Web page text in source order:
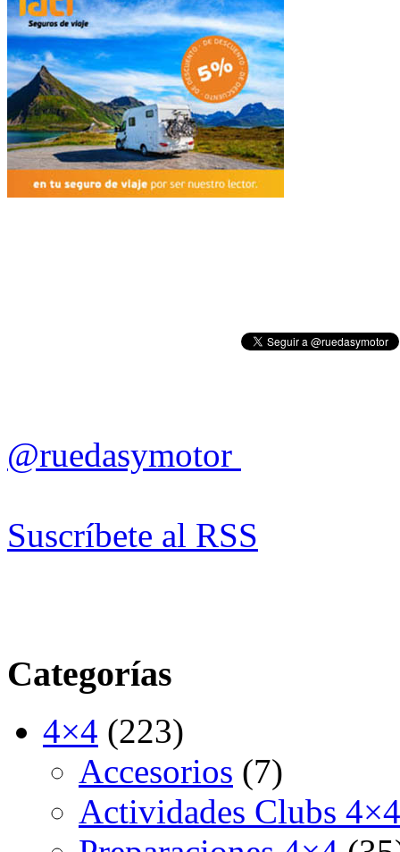
@ruedasymotor
Suscríbete al RSS
Categorías
4×4 (223)
Accesorios (7)
Actividades Clubs 4×4